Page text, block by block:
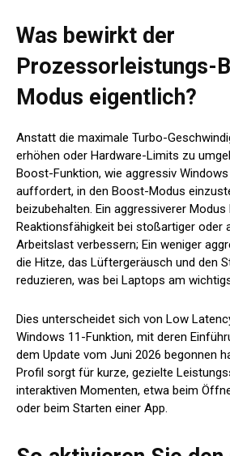
Was bewirkt der
Prozessorleistungs-
Modus eigentlich?
Anstatt die maximale Turbo-
erhöhen oder Hardware-Limits zu
Boost-Funktion, wie aggressiv
auffordert, in den Boost-Modus
beizubehalten. Ein aggressiverer Modus
Reaktionsfähigkeit bei stoßartiger oder
Arbeitslast verbessern; Ein weniger
die Hitze, das Lüftergeräusch und den
reduzieren, was bei Laptops am
Dies unterscheidet sich von Low
Windows 11-Funktion, mit deren
dem Update vom Juni 2026 begonnen
Profil sorgt für kurze, gezielte
interaktiven Momenten, etwa beim
oder beim Starten einer App.